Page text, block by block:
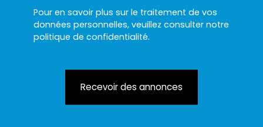
Pour en savoir plus sur le traitement de vos
données personnelles, veuillez consulter notre
politique de confidentialité.
Recevoir des annonces